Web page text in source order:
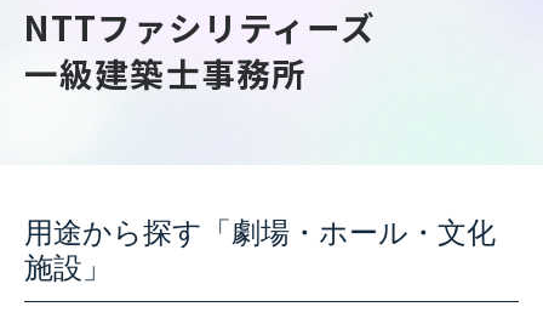
NTTファシリティーズ
一級建築士事務所
用途から探す「劇場・ホール・文化
施設」